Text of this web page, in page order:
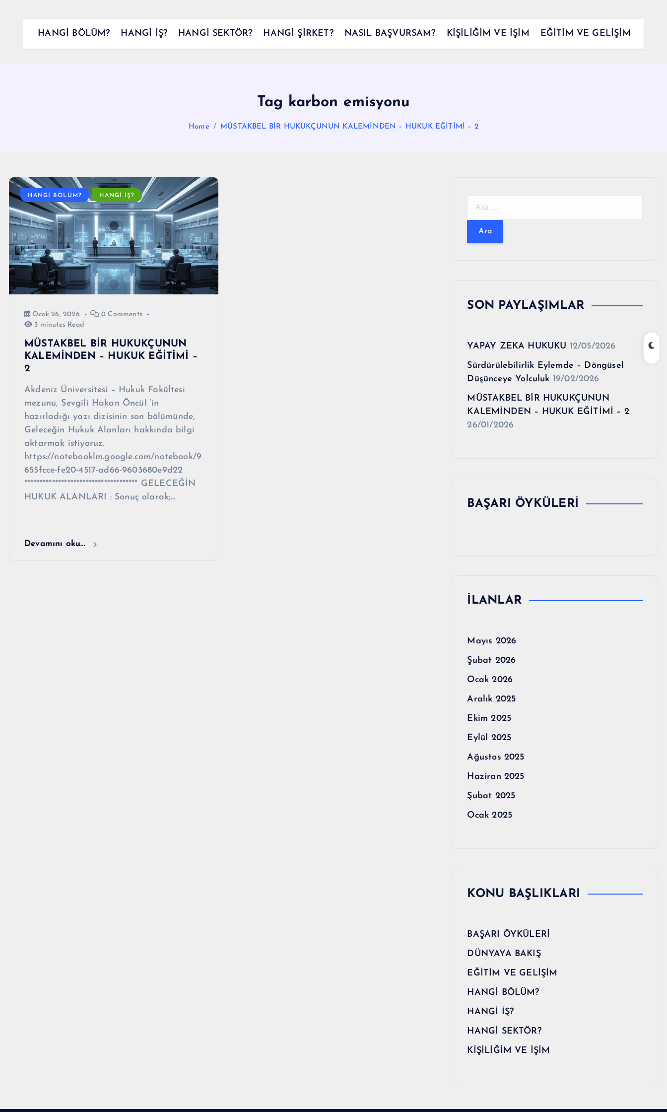
HANGİ BÖLÜM? HANGİ İŞ? HANGİ SEKTÖR? HANGİ ŞİRKET? NASIL BAŞVURSAM? KİŞİLİĞİM VE İŞİM EĞİTİM VE GELİŞİM
Tag karbon emisyonu
Home MÜSTAKBEL BİR HUKUKÇUNUN KALEMİNDEN – HUKUK EĞİTİMİ – 2
HANGİ BÖLÜM? HANGİ İŞ?
Ocak 26, 2026
0 Comments
3 minutes Read
MÜSTAKBEL BİR HUKUKÇUNUN
KALEMİNDEN – HUKUK EĞİTİMİ –
2
Akdeniz Üniversitesi – Hukuk Fakültesi
mezunu, Sevgili Hakan Öncül ‘in
hazırladığı yazı dizisinin son bölümünde,
Geleceğin Hukuk Alanları hakkında bilgi
aktarmak istiyoruz.
https://notebooklm.google.com/notebook/9
655fcce-fe20-4517-ad66-9603680e9d22
************************************* GELECEĞİN
HUKUK ALANLARI : Sonuç olarak;…
Devamını oku...
m
SON PAYLAŞIMLAR
YAPAY ZEKA HUKUKU 12/05/2026
Sürdürülebilirlik Eylemde – Döngüsel
Düşünceye Yolculuk 19/02/2026
MÜSTAKBEL BİR HUKUKÇUNUN
KALEMİNDEN – HUKUK EĞİTİMİ – 2
26/01/2026
BAŞARI ÖYKÜLERİ
İLANLAR
Mayıs 2026
Şubat 2026
Ocak 2026
Aralık 2025
Ekim 2025
Eylül 2025
Ağustos 2025
Haziran 2025
Şubat 2025
Ocak 2025
KONU BAŞLIKLARI
BAŞARI ÖYKÜLERİ
DÜNYAYA BAKIŞ
EĞİTİM VE GELİŞİM
HANGİ BÖLÜM?
HANGİ İŞ?
HANGİ SEKTÖR?
KİŞİLİĞİM VE İŞİM